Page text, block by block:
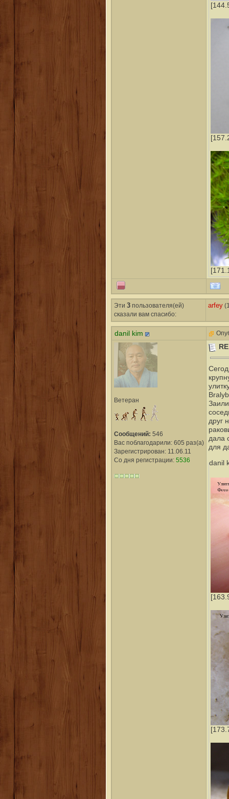
Эти 3пользователя(ей)
сказали вам cпасибо:
arfey
danil kim
Ветеран
Сообщений: 546
Вас поблагодарили: 605 раз(а)
Зарегистрирован: 11.06.11
Со дня регистрации: 5536
друг
дала
для
danil